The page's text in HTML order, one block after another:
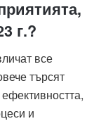
г.?
все
търсят
и